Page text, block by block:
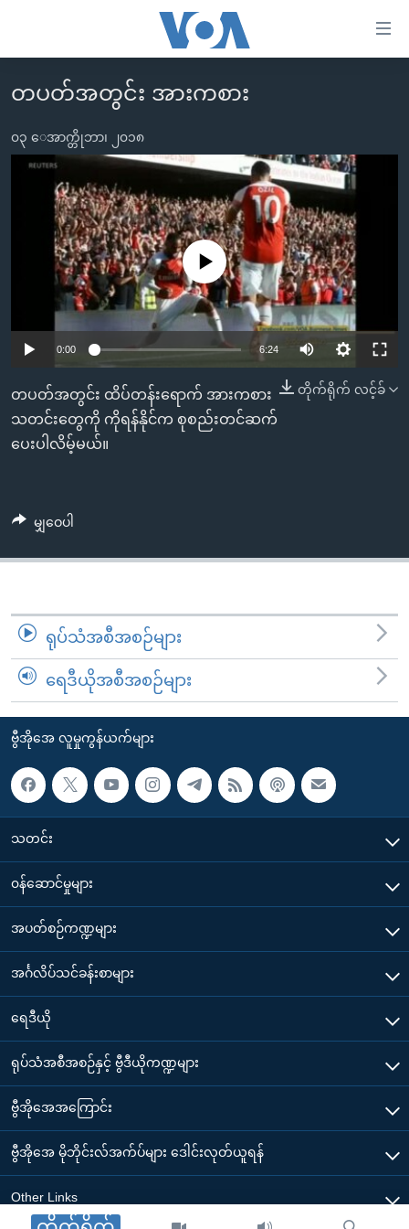
လွယ်ကူ
သည့်
အကြောင်းအရာ
ကြည့်
ပင်မ
အ
ညွန်း
ကျော်
ရန်
ရန်
နေရာ
သို့
ကျော်
မူလစာမျက်နှာ
ကမ္ဘာ့သတင်းများ
နိုင်ငံတကာ
အမေရိကန်
တရုတ်
အစ္စရေး-ပါလက်စတိုင်း
သတင်းလွတ်လပ်ခွင့်
ရပ်ဝန်းတခု လမ်းတခု အလွန်
အင်္ဂလိပ်စာလေ့လာမယ်
မကြေးမုံရဲ့ အင်္ဂလိပ်စာ
ရုပ်ရှင်ထဲက အင်္ဂလိပ်စာ
သုတပဒေသာ အင်္ဂလိပ်စာ
တီဗွီ
ရေဒီယိုနှင့်ရုပ်သံ အချက်အလက်များ
ရေဒီယို/တီဗွီအစီအစဉ်
Learning English
တပတ်အတွင်း အားကစား
၀၃ ေအာက္တိုဘာ၊ ၂၀၁၈
No media source currently available
0:00 6:24
တိုက်ရိုက် လင့်ခ်
တပတ်အတွင်း ထိပ်တန်းရောက် အားကစား
သတင်းတွေကို ကိုရန်နိုင်က စုစည်းတင်ဆက်
ပေးပါလိမ့်မယ်။
မျှဝေပါ
ရုပ်သံအစီအစဉ်များ
ရေဒီယိုအစီအစဉ်များ
ဗွီအိုအေ လူမှုကွန်ယက်များ
သတင်း
၀န်ဆောင်မှုများ
အပတ်စဉ်ကဏ္ဍများ
အင်္ဂလိပ်သင်ခန်းစာများ
ရေဒီယို
ရုပ်သံအစီအစဉ်နှင့် ဗွီဒီယိုကဏ္ဍများ
ဗွီအိုအေအကြောင်း
ဗွီအိုအေ မိုဘိုင်းလ်အက်ပ်များ ဒေါင်းလုတ်ယူရန်
Other Links